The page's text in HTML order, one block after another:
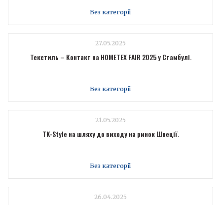
Без категорії
27.05.2025
Текстиль – Контакт на HOMETEX FAIR 2025 у Стамбулі.
Без категорії
21.05.2025
TK-Style на шляху до виходу на ринок Швеції.
Без категорії
26.04.2025